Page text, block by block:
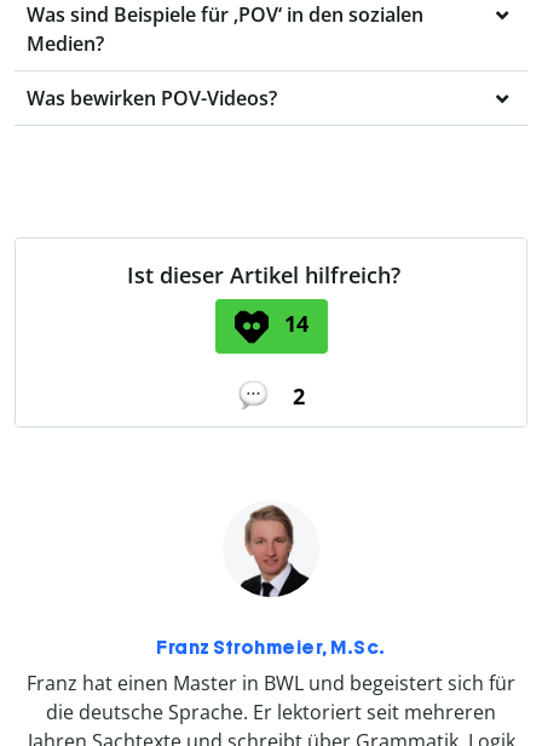
Was sind Beispiele für ‚POV‘ in den sozialen
Medien?
Was bewirken POV-Videos?
Ist dieser Artikel hilfreich?
14
2
Franz Strohmeier, M.Sc.
Franz hat einen Master in BWL und begeistert sich für
die deutsche Sprache. Er lektoriert seit mehreren
Jahren Sachtexte und schreibt über Grammatik, Logik